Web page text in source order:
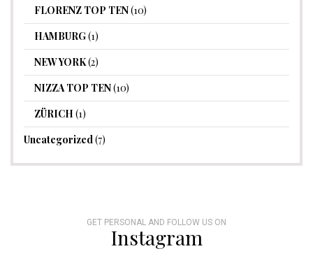
FLORENZ TOP TEN(10)
HAMBURG(1)
NEW YORK(2)
NIZZA TOP TEN(10)
ZÜRICH (1)
Uncategorized(7)
GET PERSONAL AND FOLLOW US ON
Instagram